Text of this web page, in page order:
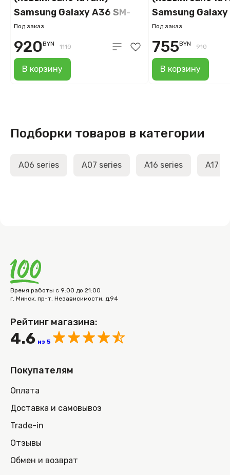
Samsung Galaxy A36 SM-
A366E 12GB/256GB
(фиолетовый)
Под заказ
В корзину
920BYN 1110
Samsung
A366B 8GB/
Под заказ
В корзину
755BYN 910
Подборки товаров в категории
A06 series A07 series A16 series A17
Время работы с 9:00 до 21:00
г. Минск, пр-т. Независимости, д.94
Рейтинг магазина:
4.6 из 5
Покупателям
Оплата
Доставка и самовывоз
Trade-in
Отзывы
Обмен и возврат